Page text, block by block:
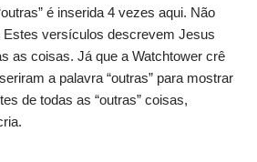
é inserida 4 vezes aqui. Não
Estes versículos descrevem Jesus
as coisas. Já que a Watchtower crê
a palavra “outras” para mostrar
de todas as “outras” coisas,